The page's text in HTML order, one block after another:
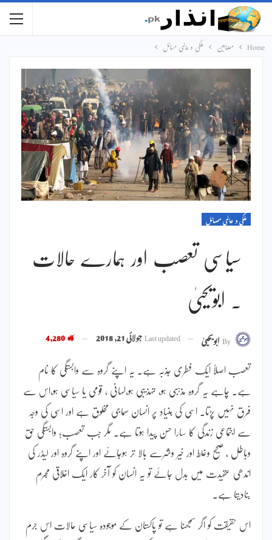
Home مضامین ملکی و عالمی مسائل
ملکی و عالمی مسائل
سیاسی تعصب اور ہمارے حالات
۔ ابویحییٰ
Byابویحییٰ Last updatedجولائی 21, 2018
تعصب اصلاً ایک فطری جذبہ ہے۔ یہ اپنے گروہ سے وابستگی کا نام
ہے۔ چاہے یہ گروہ مذہبی ہو، تہذیبی ہو،لسانی ، قومی یا سیاسی ہو،اس سے
فرق نہیں پڑتا۔ اسی کی بنیاد پر انسان سماجی مخلوق ہے اور اسی کی وجہ
سے اجتماعی زندگی کا سارا حسن پیدا ہوتا ہے۔ مگر جب تعصب؛ وابستگی حق
وباطل ، صحیح وغلط اور خیر وشرسے بالا تر ہوجائے اور اپنے گروہ اور لیڈر کی
اندھی عقیدت میں بدل جائے تو یہ انسان کو آخر کار ایک اخلاقی مجرم
بنادیتا ہے۔
اس حقیقت کو اگر سمجھنا ہے تو پاکستان کے موجودہ سیاسی حالات اس جرم